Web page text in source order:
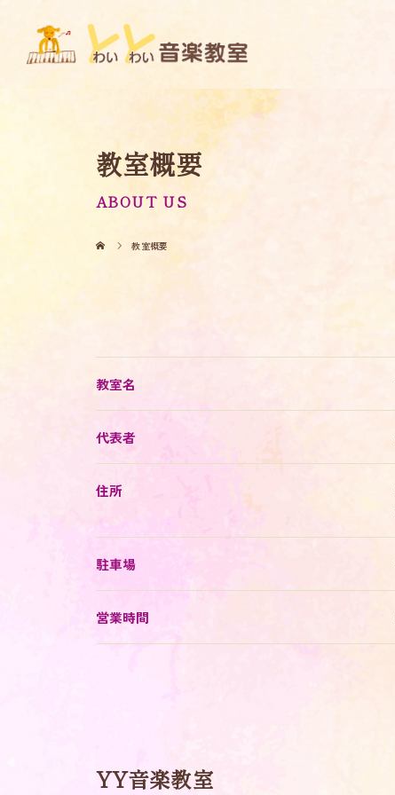
教室概要
ABOUT US
教室概要
教室名
代表者
住所
駐車場
営業時間
YY音楽教室